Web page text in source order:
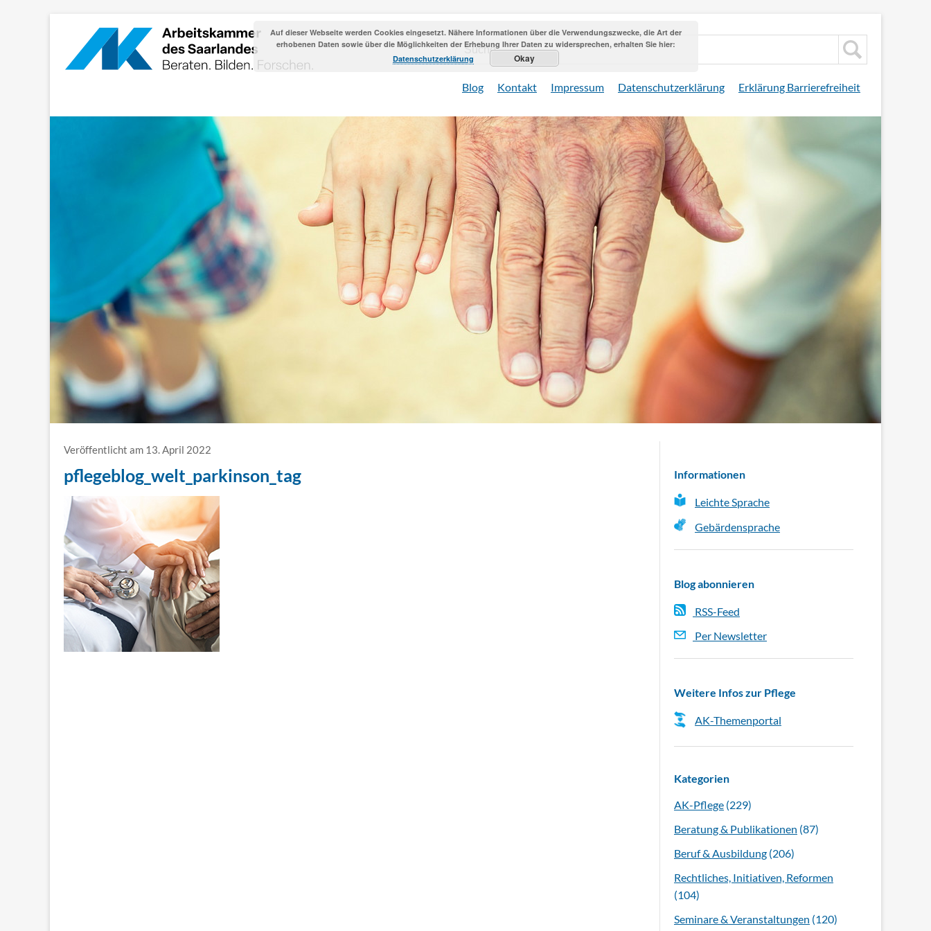
Blog Kontakt Impressum Datenschutzerklärung Erklärung Barrierefreiheit
Veröffentlicht am 13. April 2022
pflegeblog_welt_parkinson_tag Informationen
Leichte Sprache
Gebärdensprache
Blog abonnieren
RSS-Feed
Per Newsletter
Weitere Infos zur Pflege
AK-Themenportal
Kategorien
AK-Pflege (229)
Beratung & Publikationen (87)
Beruf & Ausbildung (206)
Rechtliches, Initiativen, Reformen
(104)
Seminare & Veranstaltungen (120)
Auf dieser Webseite werden Cookies eingesetzt. Nähere Informationen über die Verwendungszwecke, die Art der
erhobenen Daten sowie über die Möglichkeiten der Erhebung Ihrer Daten zu widersprechen, erhalten Sie hier:
Datenschutzerklärung
Okay